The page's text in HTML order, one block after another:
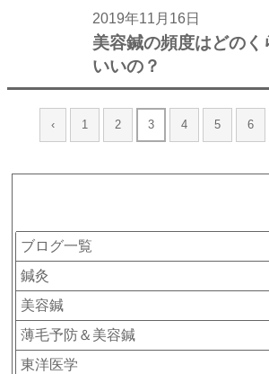
2019年11月16日
美容鍼の頻度はどのく
いいの？
‹ 1 2 3 4 5 6
ブログ一覧
鍼灸
美容鍼
薄毛予防＆美容鍼
東洋医学